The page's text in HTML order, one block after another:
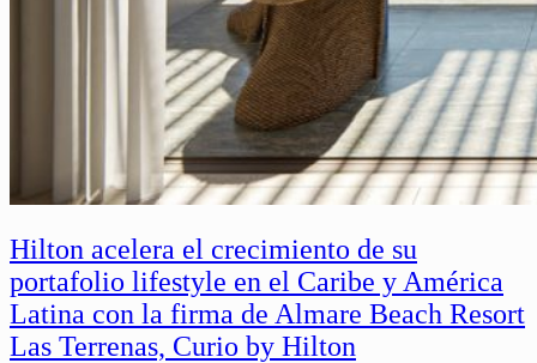
Hilton acelera el crecimiento de su
portafolio lifestyle en el Caribe y América
Latina con la firma de Almare Beach Resort
Las Terrenas, Curio by Hilton